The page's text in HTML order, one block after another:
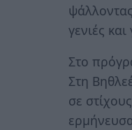
γενιές
Στο
Στη
σε